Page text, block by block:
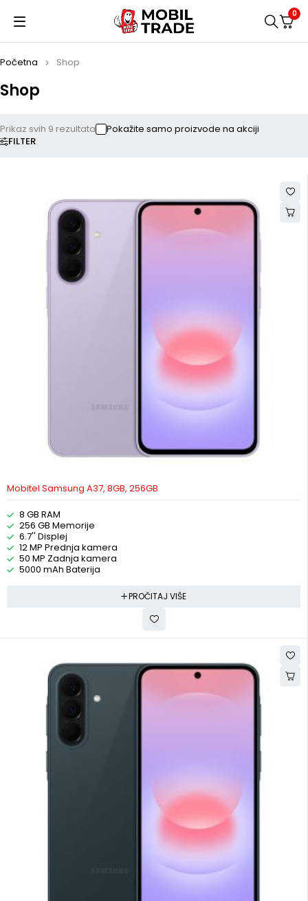
0
Shop
Početna Shop
FILTER
Prikaz svih 9 rezultata Pokažite samo proizvode na akciji
Mobitel Samsung A37, 8GB, 256GB
8 GB RAM
256 GB Memorije
6.7'' Displej
12 MP Prednja kamera
50 MP Zadnja kamera
5000 mAh Baterija
PROČITAJ VIŠE